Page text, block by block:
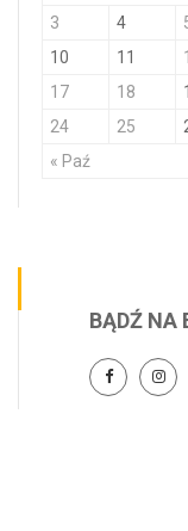
« Paź
3
4
10
11
17
18
24
25
BĄDŹ NA